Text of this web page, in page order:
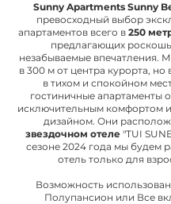
Sunny Apartments Sunny
превосходный выбор
апартаментов всего в 250
предлагающих
незабываемые впечатления.
в 300 м от центра курорта, но
в тихом и спокойном
гостиничные апартаменты
исключительным комфортом
дизайном. Они
звездочном отеле "TUI
сезоне 2024 года мы будем
отель только для
Возможность
Полупансион или Все